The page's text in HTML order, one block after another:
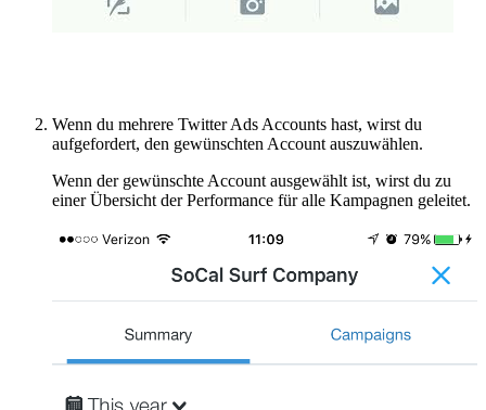
Wenn du mehrere Twitter Ads Accounts hast, wirst du
aufgefordert, den gewünschten Account auszuwählen.
Wenn der gewünschte Account ausgewählt ist, wirst du zu
einer Übersicht der Performance für alle Kampagnen geleitet.